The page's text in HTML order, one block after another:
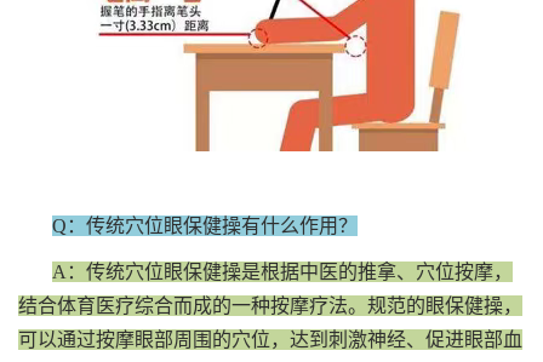
Q：传统穴位眼保健操有什么作用？
A：传统穴位眼保健操是根据中医的推拿、穴位按摩，
结合体育医疗综合而成的一种按摩疗法。规范的眼保健操，
可以通过按摩眼部周围的穴位，达到刺激神经、促进眼部血